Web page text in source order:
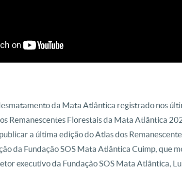
da Mata Atlântica registrado nos
Remanescentes Florestais da Mata Atlântica
a última edição do Atlas dos
da Fundação SOS Mata Atlântica Cuimp, que
executivo da Fundação SOS Mata Atlântica,